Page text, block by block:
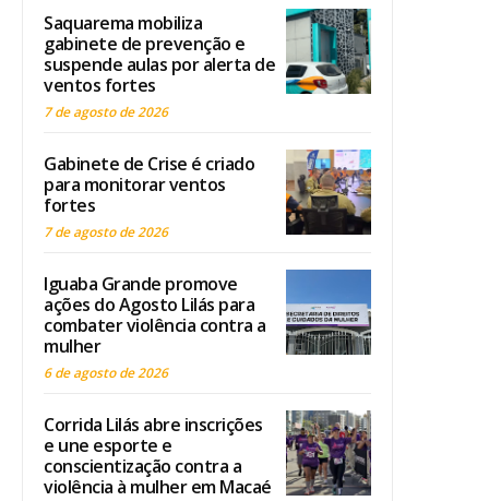
Saquarema mobiliza
gabinete de prevenção e
suspende aulas por alerta de
ventos fortes
7 de agosto de 2026
Gabinete de Crise é criado
para monitorar ventos
fortes
7 de agosto de 2026
Iguaba Grande promove
ações do Agosto Lilás para
combater violência contra a
mulher
6 de agosto de 2026
Corrida Lilás abre inscrições
e une esporte e
conscientização contra a
violência à mulher em Macaé